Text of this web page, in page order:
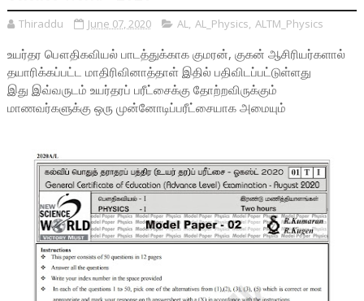
Thiraddu June 07, 2020 AL, AL_Physics, ALTM_Physics
உயர்தர பௌதிகவியல் பாடத்துக்காக குமரன், குகன் ஆசிரியர்களால்
தயாரிக்கப்பட்ட மாதிரிவினாத்தாள் இதில் பதிவிடப்பட்டுள்ளது
இது இவ்வருடம் உயர்தரப் பரீட்சைக்கு தோற்றவிருக்கும்
மாணவர்களுக்கு ஒரு முன்னோடிப்பரீட்சையாக அமையும்